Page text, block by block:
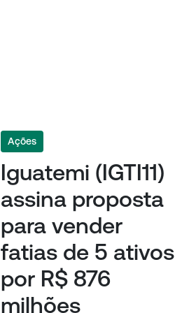
Ações
Iguatemi (IGTI11)
assina proposta
para vender
fatias de 5 ativos
por R$ 876
milhões